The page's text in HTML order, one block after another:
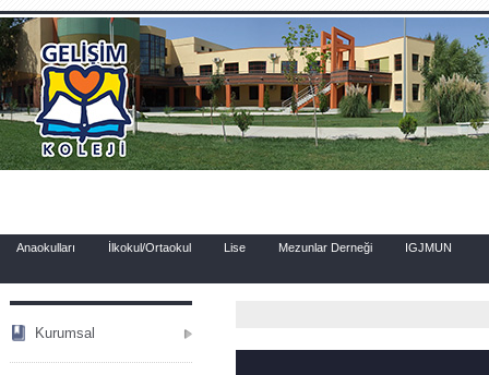
.
Anaokulları İlkokul/Ortaokul Lise Mezunlar Derneği IGJMUN
Kurumsal